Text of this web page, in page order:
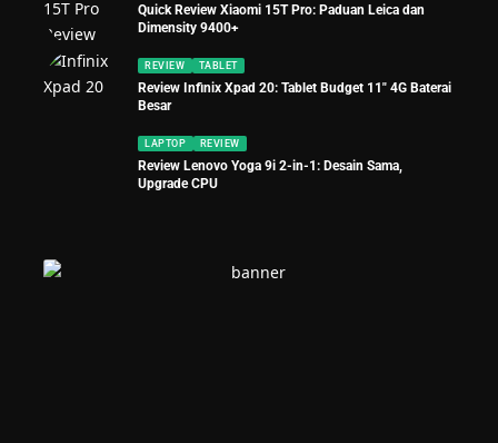
Quick Review Xiaomi 15T Pro: Paduan Leica dan
Dimensity 9400+
REVIEW TABLET
Review Infinix Xpad 20: Tablet Budget 11″ 4G Baterai
Besar
LAPTOP REVIEW
Review Lenovo Yoga 9i 2-in-1: Desain Sama,
Upgrade CPU